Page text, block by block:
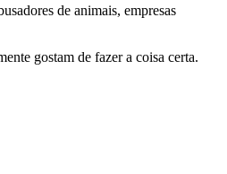
de animais, empresas
gostam de fazer a coisa certa.